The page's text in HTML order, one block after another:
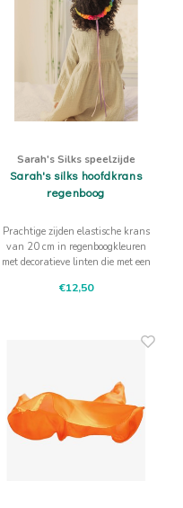
Sarah's Silks speelzijde
Sarah's silks hoofdkrans
regenboog
Prachtige zijden elastische krans
van 20 cm in regenboogkleuren
met decoratieve linten die met een
€12,50